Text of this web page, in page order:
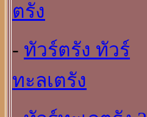
ตรัง
- ทัวร์ตรัง ทัวร์
ทะลเตรัง